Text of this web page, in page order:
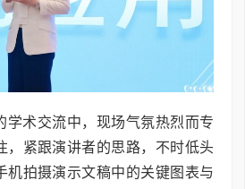
学术交流中，现场气氛热烈而专
，紧跟演讲者的思路，不时低头
机拍摄演示文稿中的关键图表与